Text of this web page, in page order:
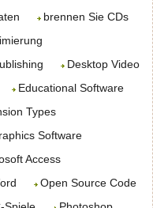
brennen Sie CDs
Desktop Video
Educational Software
Types
Software
Access
Open Source Code